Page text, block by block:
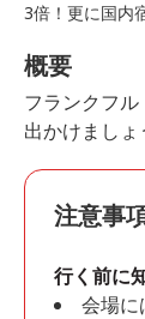
3倍！更に国内
概要
フランクフ
出かけましょ
注意事
行く前に
会場に